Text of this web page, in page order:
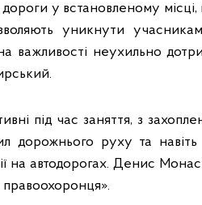
у встановленому
уникнути
важливості неухильно
під час заняття, з
дорожнього руху та
на автодорогах. Денис